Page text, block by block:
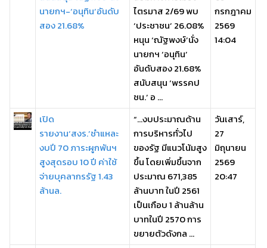
นายกฯ-‘อนุทิน’อันดับ
สอง 21.68%
ไตรมาส 2/69 พบ
‘ประชาชน’ 26.08%
หนุน ‘ณัฐพงษ์’นั่ง
นายกฯ ‘อนุทิน’
อันดับสอง 21.68%
สนับสนุน ‘พรรคป
ชน.’ อ ...
กรกฎาคม
2569
14:04
เปิด
รายงาน‘สงร.’ชำแหละ
งบปี 70 ภาระผูกพันฯ
สูงสุดรอบ 10 ปี ค่าใช้
จ่ายบุคลากรรัฐ 1.43
ล้านล.
“…งบประมาณด้าน
การบริหารทั่วไป
ของรัฐ มีแนวโน้มสูง
ขึ้น โดยเพิ่มขึ้นจาก
ประมาณ 671,385
ล้านบาท ในปี 2561
เป็นเกือบ 1 ล้านล้าน
บาทในปี 2570 การ
ขยายตัวดังกล ...
วันเสาร์,
27
มิถุนายน
2569
20:47